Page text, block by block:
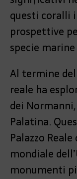
questi coralli
prospettive
specie
Al termine
reale ha
dei
Palatina.
Palazzo
mondiale
monumenti